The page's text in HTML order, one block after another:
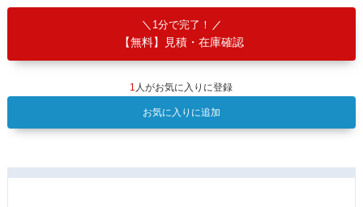
1分で完了！
【無料】見積・在庫確認
1 人がお気に入りに登録
お気に入りに追加